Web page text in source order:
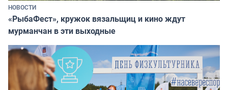
НОВОСТИ
«РыбаФест», кружок вязальщиц и кино ждут
мурманчан в эти выходные